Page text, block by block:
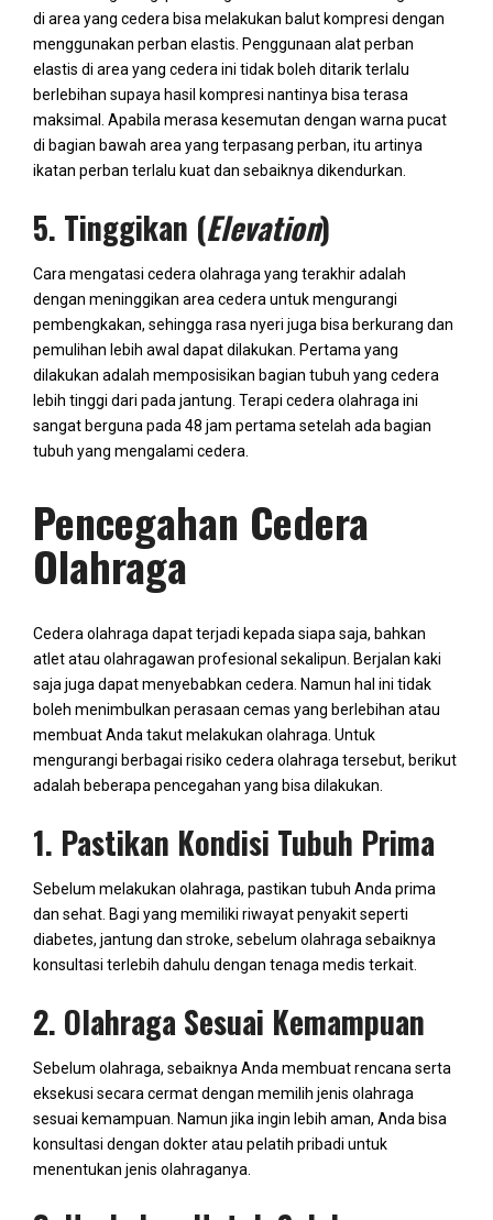
di area yang cedera bisa melakukan balut kompresi dengan
menggunakan perban elastis. Penggunaan alat perban
elastis di area yang cedera ini tidak boleh ditarik terlalu
berlebihan supaya hasil kompresi nantinya bisa terasa
maksimal. Apabila merasa kesemutan dengan warna pucat
di bagian bawah area yang terpasang perban, itu artinya
ikatan perban terlalu kuat dan sebaiknya dikendurkan.
5. Tinggikan (Elevation)
Cara mengatasi cedera olahraga yang terakhir adalah
dengan meninggikan area cedera untuk mengurangi
pembengkakan, sehingga rasa nyeri juga bisa berkurang dan
pemulihan lebih awal dapat dilakukan. Pertama yang
dilakukan adalah memposisikan bagian tubuh yang cedera
lebih tinggi dari pada jantung. Terapi cedera olahraga ini
sangat berguna pada 48 jam pertama setelah ada bagian
tubuh yang mengalami cedera.
Pencegahan Cedera
Olahraga
Cedera olahraga dapat terjadi kepada siapa saja, bahkan
atlet atau olahragawan profesional sekalipun. Berjalan kaki
saja juga dapat menyebabkan cedera. Namun hal ini tidak
boleh menimbulkan perasaan cemas yang berlebihan atau
membuat Anda takut melakukan olahraga. Untuk
mengurangi berbagai risiko cedera olahraga tersebut, berikut
adalah beberapa pencegahan yang bisa dilakukan.
1. Pastikan Kondisi Tubuh Prima
Sebelum melakukan olahraga, pastikan tubuh Anda prima
dan sehat. Bagi yang memiliki riwayat penyakit seperti
diabetes, jantung dan stroke, sebelum olahraga sebaiknya
konsultasi terlebih dahulu dengan tenaga medis terkait.
2. Olahraga Sesuai Kemampuan
Sebelum olahraga, sebaiknya Anda membuat rencana serta
eksekusi secara cermat dengan memilih jenis olahraga
sesuai kemampuan. Namun jika ingin lebih aman, Anda bisa
konsultasi dengan dokter atau pelatih pribadi untuk
menentukan jenis olahraganya.